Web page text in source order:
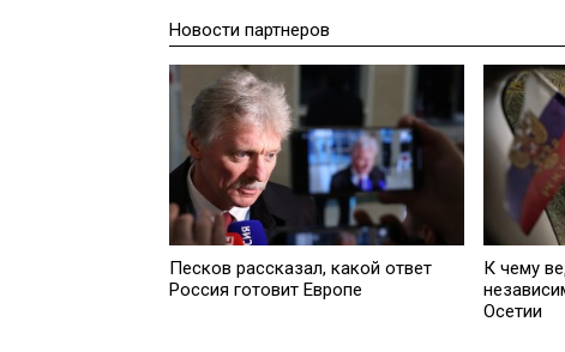
Новости партнеров
Песков рассказал, какой ответ
Россия готовит Европе
К чему
Осетии